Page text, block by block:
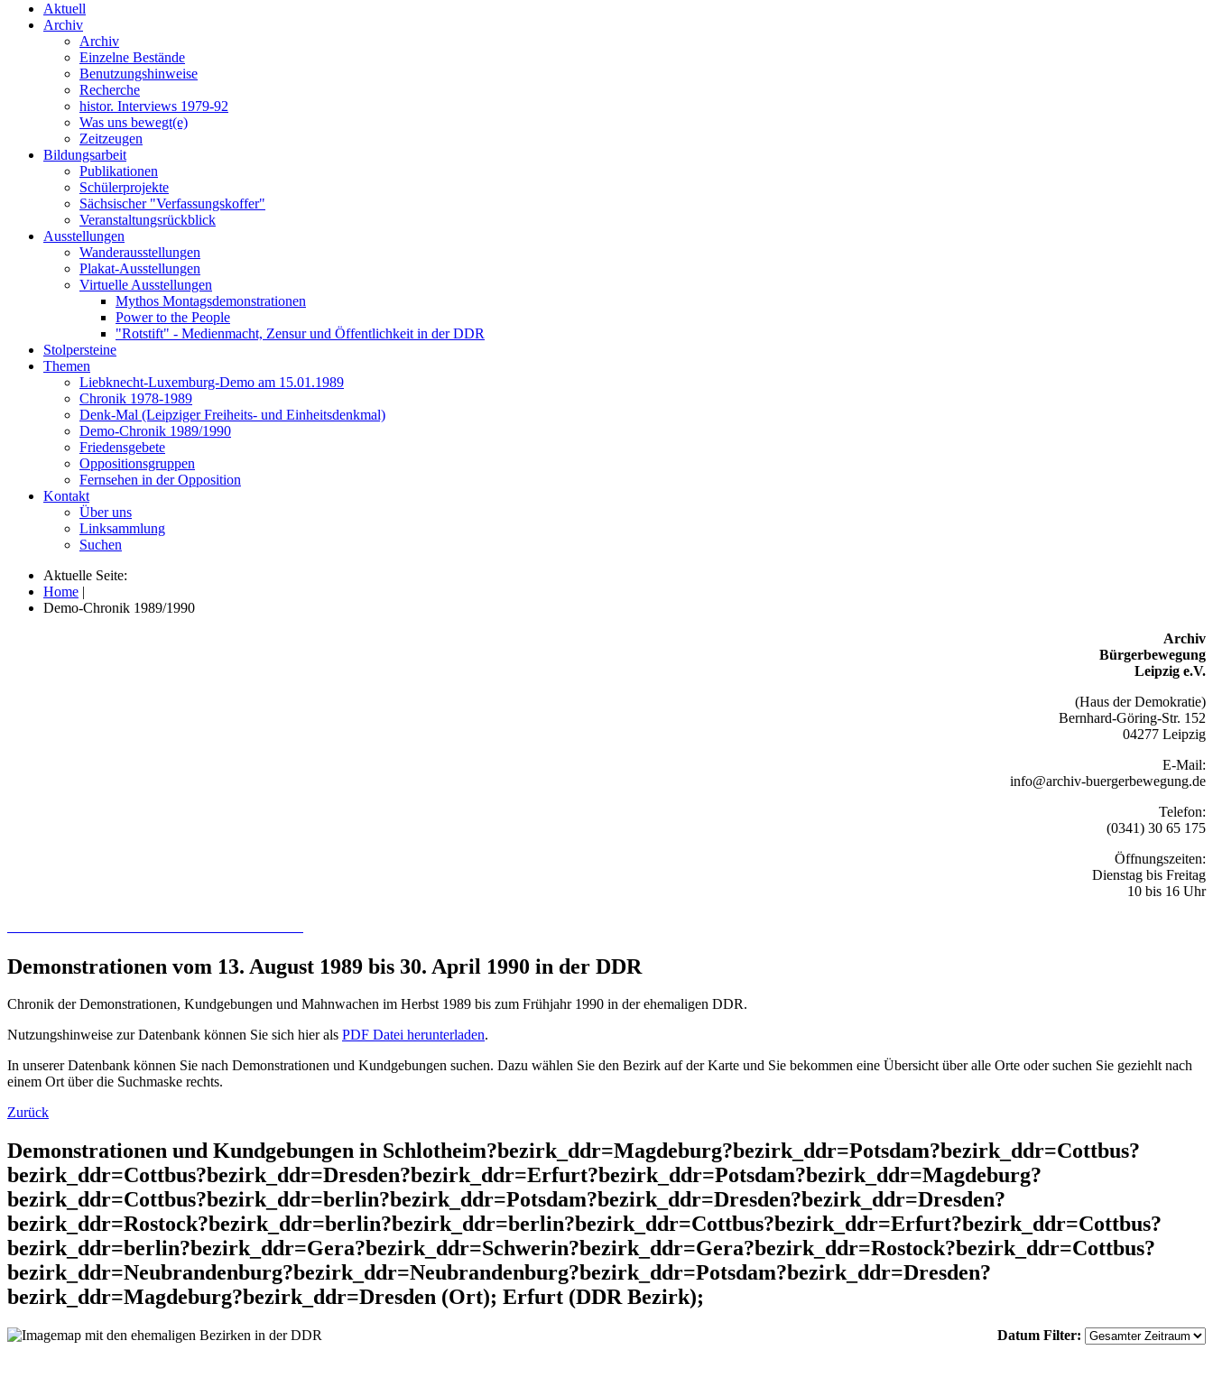
Aktuell
Archiv
Archiv
Einzelne Bestände
Benutzungshinweise
Recherche
histor. Interviews 1979-92
Was uns bewegt(e)
Zeitzeugen
Bildungsarbeit
Publikationen
Schülerprojekte
Sächsischer "Verfassungskoffer"
Veranstaltungsrückblick
Ausstellungen
Wanderausstellungen
Plakat-Ausstellungen
Virtuelle Ausstellungen
Mythos Montagsdemonstrationen
Power to the People
"Rotstift" - Medienmacht, Zensur und Öffentlichkeit in der DDR
Stolpersteine
Themen
Liebknecht-Luxemburg-Demo am 15.01.1989
Chronik 1978-1989
Denk-Mal (Leipziger Freiheits- und Einheitsdenkmal)
Demo-Chronik 1989/1990
Friedensgebete
Oppositionsgruppen
Fernsehen in der Opposition
Kontakt
Über uns
Linksammlung
Suchen
Aktuelle Seite:
Home |
Demo-Chronik 1989/1990
Archiv
Bürgerbewegung
Leipzig e.V.
(Haus der Demokratie)
Bernhard-Göring-Str. 152
04277 Leipzig
E-Mail:
info@archiv-buergerbewegung.de
Telefon:
(0341) 30 65 175
Öffnungszeiten:
Dienstag bis Freitag
10 bis 16 Uhr
Demonstrationen vom 13. August 1989 bis 30. April 1990 in der DDR
Chronik der Demonstrationen, Kundgebungen und Mahnwachen im Herbst 1989 bis zum Frühjahr 1990 in der ehemaligen DDR.
Nutzungshinweise zur Datenbank können Sie sich hier als PDF Datei herunterladen.
In unserer Datenbank können Sie nach Demonstrationen und Kundgebungen suchen. Dazu wählen Sie den Bezirk auf der Karte und Sie bekommen eine Übersicht über alle Orte oder suchen Sie geziehlt nach
einem Ort über die Suchmaske rechts.
Zurück
Demonstrationen und Kundgebungen in Schlotheim?bezirk_ddr=Magdeburg?bezirk_ddr=Potsdam?bezirk_ddr=Cottbus?
bezirk_ddr=Cottbus?bezirk_ddr=Dresden?bezirk_ddr=Erfurt?bezirk_ddr=Potsdam?bezirk_ddr=Magdeburg?
bezirk_ddr=Cottbus?bezirk_ddr=berlin?bezirk_ddr=Potsdam?bezirk_ddr=Dresden?bezirk_ddr=Dresden?
bezirk_ddr=Rostock?bezirk_ddr=berlin?bezirk_ddr=berlin?bezirk_ddr=Cottbus?bezirk_ddr=Erfurt?bezirk_ddr=Cottbus?
bezirk_ddr=berlin?bezirk_ddr=Gera?bezirk_ddr=Schwerin?bezirk_ddr=Gera?bezirk_ddr=Rostock?bezirk_ddr=Cottbus?
bezirk_ddr=Neubrandenburg?bezirk_ddr=Neubrandenburg?bezirk_ddr=Potsdam?bezirk_ddr=Dresden?
bezirk_ddr=Magdeburg?bezirk_ddr=Dresden (Ort); Erfurt (DDR Bezirk);
Datum Filter: